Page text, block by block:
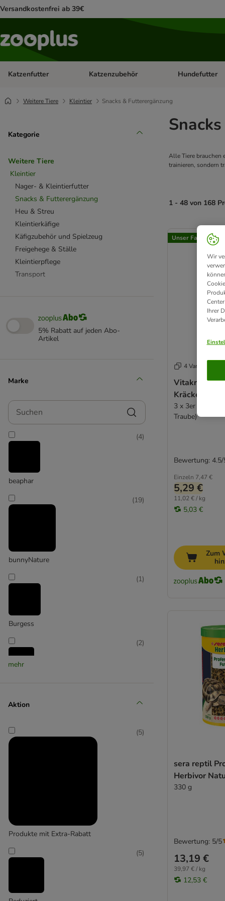
Versandkostenfrei ab 39€
Katzenfutter Kategorie-Menü öffnen: Katzenfutter
Katzenzubehör Kategorie-
Hundefutter
Weitere Tiere Kleintier Snacks & Futterergänzung
Kategorie
Weitere Tiere
Kleintier
Nager- & Kleintierfutter
Snacks & Futterergänzung
Heu & Streu
Kleintierkäfige
Käfigzubehör und Spielzeug
Freigehege & Ställe
Kleintierpflege
Transport
Frettchenfutter
Hamsterfutter
Meerschweinchenfutter
Wildtierfutter
Getreidefrei
Heu & Stroh
Knabberhölzer
Pelletiertes Futter
Badesand & Badehäuser
Häuschen, Tunnel und Nester
Näpfe, Tränken & Raufen
Hasenkäfig & Kaninchenkäfig
Frettchenkäfig
Rattenkäfig
5% Rabatt auf jeden Abo-
Artikel
Marke
Suchen
beaphar
(4)
bunnyNature
(19)
Burgess
(1)
(2)
Gimbi
(2
mehr
Aktion
Produkte mit Extra-Rabatt
(5)
(5)
Alle Tiere brauchen
trainieren, sondern
1 - 48 von 168
product items
Unser Favorit
4 Varianten
Vitakraft
Kräcker Trio-
3 x 3er Kombi
Traube)
Einzeln 7,47 €
5,29 €
11,02 € / kg
5,03 €
Bewertung:
Zum
sera reptil
Herbivor
330 g
13,19 €
39,97 € / kg
12,53 €
Bewertung: 5/5
Wir
Ihrer